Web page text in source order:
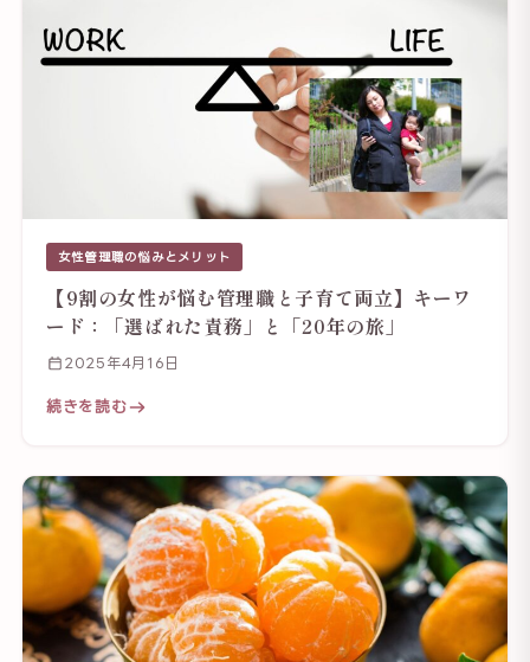
女性管理職の悩みとメリット
【9割の女性が悩む管理職と子育て両立】キーワ
ード：「選ばれた責務」と「20年の旅」
2025年4月16日
続きを読む